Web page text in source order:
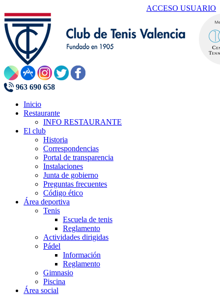
ACCESO USUARIO
963 690 658
Inicio
Restaurante
INFO RESTAURANTE
El club
Historia
Correspondencias
Portal de transparencia
Instalaciones
Junta de gobierno
Preguntas frecuentes
Código ético
Área deportiva
Tenis
Escuela de tenis
Reglamento
Actividades dirigidas
Pádel
Información
Reglamento
Gimnasio
Piscina
Área social